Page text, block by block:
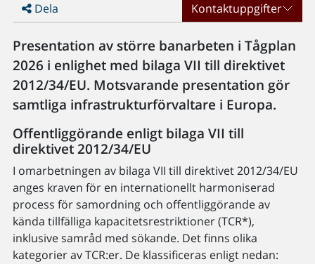
Dela Kontaktuppgifter
Presentation av större banarbeten i Tågplan
2026 i enlighet med bilaga VII till direktivet
2012/34/EU. Motsvarande presentation gör
samtliga infrastrukturförvaltare i Europa.
Offentliggörande enligt bilaga VII till
direktivet 2012/34/EU
I omarbetningen av bilaga VII till direktivet 2012/34/EU
anges kraven för en internationellt harmoniserad
process för samordning och offentliggörande av
kända tillfälliga kapacitetsrestriktioner (TCR*),
inklusive samråd med sökande. Det finns olika
kategorier av TCR:er. De klassificeras enligt nedan: